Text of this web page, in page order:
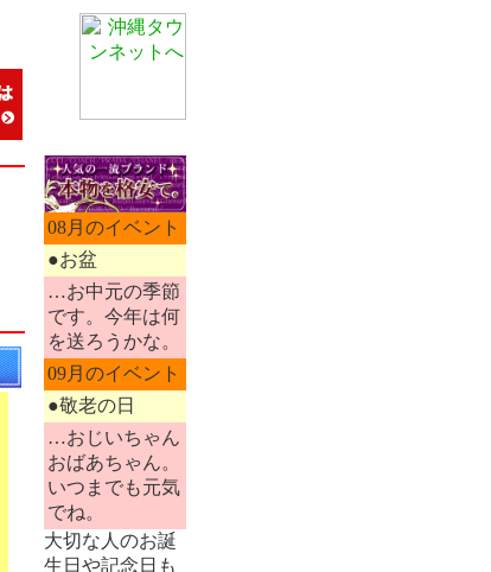
08月のイベント
●お盆
…お中元の季節
です。今年は何
を送ろうかな。
09月のイベント
●敬老の日
…おじいちゃん
おばあちゃん。
いつまでも元気
でね。
大切な人のお誕
生日や記念日も